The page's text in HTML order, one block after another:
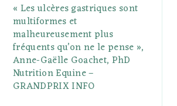
e
P
l
s
g
r
a
m
r
e
s
r
« Les ulcères gastriques sont
multiformes et
malheureusement plus
fréquents qu’on ne le pense »,
Anne-Gaëlle Goachet, PhD
Nutrition Equine –
GRANDPRIX INFO